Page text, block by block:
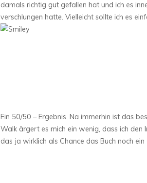
damals richtig gut gefallen hat und ich es
verschlungen hatte. Vielleicht sollte ich es
Ein 50/50 – Ergebnis. Na immerhin ist das
Walk ärgert es mich ein wenig, dass ich den
das ja wirklich als Chance das Buch noch